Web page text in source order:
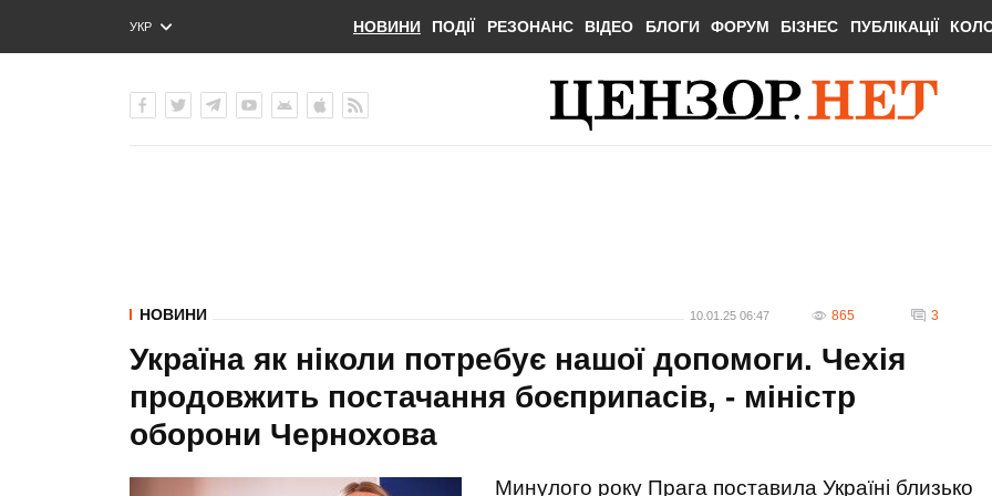
УКР
ENG
НОВИНИ ПОДІЇ РЕЗОНАНС ВІДЕО БЛОГИ ФОРУМ БІЗНЕС ПУБЛІКАЦІЇ
НОВИНИ 10.01.25 06:47 865 3
Україна як ніколи потребує нашої допомоги. Чехія
продовжить постачання боєприпасів, - міністр
оборони Чернохова
Минулого року Прага поставила Україні близько